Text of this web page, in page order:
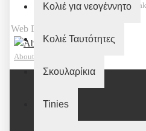
Κολιέ για νεογέννητο
Κολιέ Ταυτότητες
Σκουλαρίκια
Tinies
© 2022 Takis
Web Design
Aboutnet